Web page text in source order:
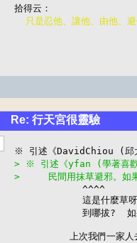
Re: 行天宮很靈驗
> ※ 引述《yfan (學著喜歡
>     民間用抹草避邪。如果
^^^^
這是什麼草
到哪拔?  如
上次我們一家人去醫院